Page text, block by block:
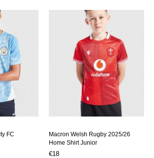
FC Macron Welsh Rugby 2025/26
Home Shirt Junior
€18